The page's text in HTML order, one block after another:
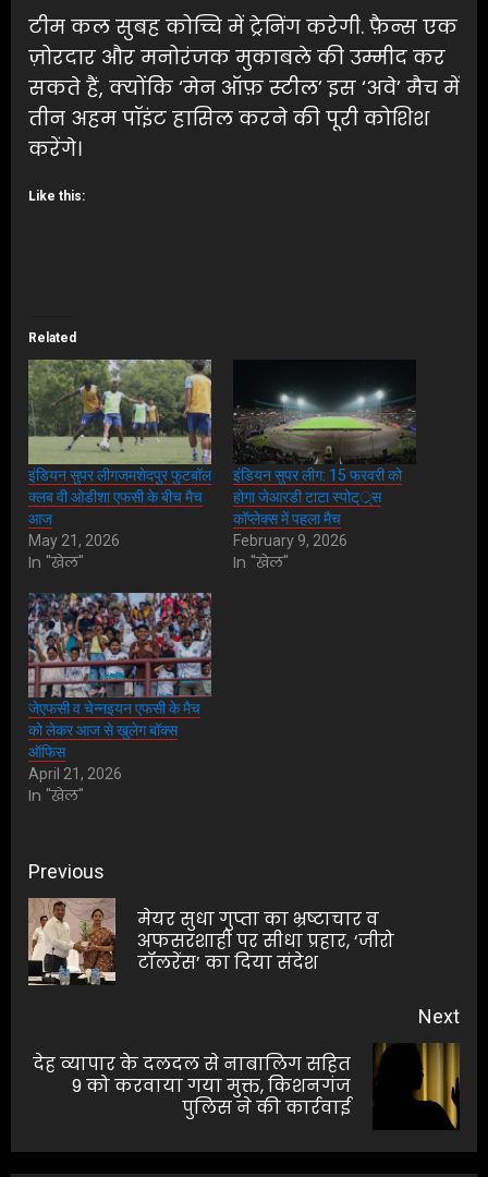
टीम कल सुबह कोच्चि में ट्रेनिंग करेगी. फ़ैन्स एक
ज़ोरदार और मनोरंजक मुकाबले की उम्मीद कर
सकते हैं, क्योंकि ‘मेन ऑफ़ स्टील’ इस ‘अवे’ मैच में
तीन अहम पॉइंट हासिल करने की पूरी कोशिश
करेंगे।
Like this:
Related
इंडियन सुपर लीगजमशेदपुर फुटबॉल
क्लब वी ओडीशा एफसी के बीच मैच
आज
May 21, 2026
In "खेल"
इंडियन सुपर लीग: 15 फरवरी को
होगा जेआरडी टाटा स्पोट््र्स
कॉप्लेक्स में पहला मैच
February 9, 2026
In "खेल"
जेएफसी व चेन्नइयन एफसी के मैच
को लेकर आज से खुलेग बॉक्स
ऑफिस
April 21, 2026
In "खेल"
Post
navigation
Previous
मेयर सुधा गुप्ता का भ्रष्टाचार व
अफसरशाही पर सीधा प्रहार, ‘जीरो
टॉलरेंस’ का दिया संदेश
Next
Next
देह व्यापार के दलदल से नाबालिग सहित
9 को करवाया गया मुक्त, किशनगंज
पुलिस ने की कार्रवाई